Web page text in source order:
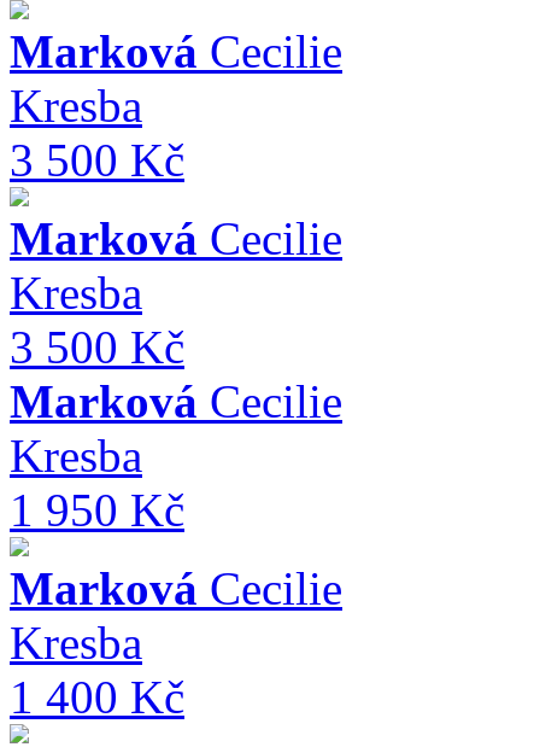
Marková Cecilie
Kresba
3 500 Kč
Marková Cecilie
Kresba
3 500 Kč
Marková Cecilie
Kresba
1 950 Kč
Marková Cecilie
Kresba
1 400 Kč